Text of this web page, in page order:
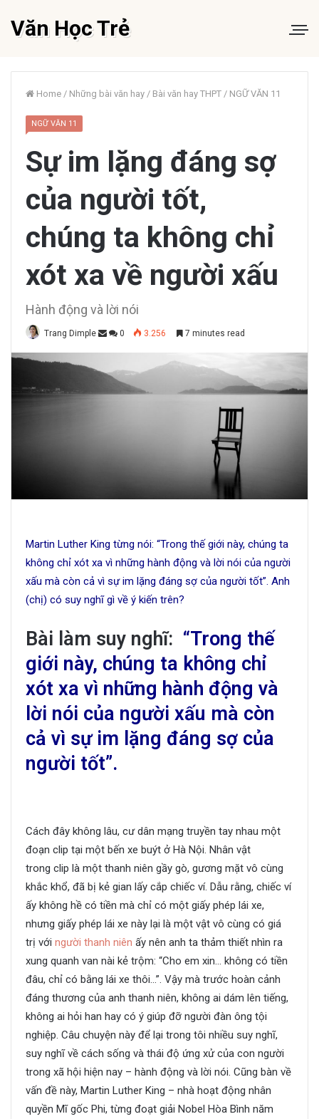
Văn Học Trẻ
Home / Những bài văn hay / Bài văn hay THPT / NGỮ VĂN 11
NGỮ VĂN 11
Sự im lặng đáng sợ
của người tốt,
chúng ta không chỉ
xót xa về người xấu
Hành động và lời nói
Trang Dimple 0 3.256 7 minutes read
Martin Luther King từng nói: “Trong thế giới này, chúng ta
không chỉ xót xa vì những hành động và lời nói của người
xấu mà còn cả vì sự im lặng đáng sợ của người tốt”. Anh
(chị) có suy nghĩ gì về ý kiến trên?
Bài làm suy nghĩ: “Trong thế
giới này, chúng ta không chỉ
xót xa vì những hành động và
lời nói của người xấu mà còn
cả vì sự im lặng đáng sợ của
người tốt”.
Cách đây không lâu, cư dân mạng truyền tay nhau một
đoạn clip tại một bến xe buýt ở Hà Nội. Nhân vật
trong clip là một thanh niên gầy gò, gương mặt vô cùng
khắc khổ, đã bị kẻ gian lấy cắp chiếc ví. Dẫu rằng, chiếc ví
ấy không hề có tiền mà chỉ có một giấy phép lái xe,
nhưng giấy phép lái xe này lại là một vật vô cùng có giá
trị với người thanh niên ấy nên anh ta thảm thiết nhìn ra
xung quanh van nài kẻ trộm: “Cho em xin… không có tiền
đâu, chỉ có bằng lái xe thôi…”. Vậy mà trước hoàn cảnh
đáng thương của anh thanh niên, không ai dám lên tiếng,
không ai hỏi han hay có ý giúp đỡ người đàn ông tội
nghiệp. Câu chuyện này để lại trong tôi nhiều suy nghĩ,
suy nghĩ về cách sống và thái độ ứng xử của con người
trong xã hội hiện nay – hành động và lời nói. Cũng bàn về
vấn đề này, Martin Luther King – nhà hoạt động nhân
quyền Mĩ gốc Phi, từng đoạt giải Nobel Hòa Bình năm